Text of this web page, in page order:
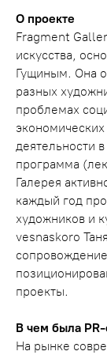
О проекте
Fragment
искусства,
Гущиным. Она
разных
проблемах
деятельности
программа
Галерея
каждый год
художников и
vesnaskoro
проекты.
В чем была
На рынке